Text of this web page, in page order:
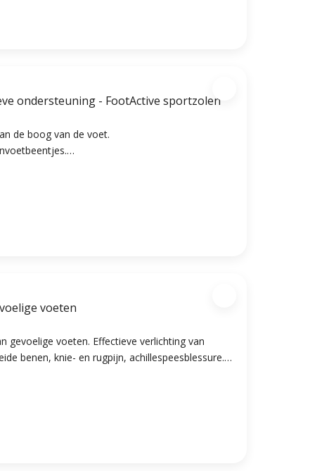
ondersteuning - FootActive sportzolen
de boog van de voet.
en
voeten
gevoelige voeten. Effectieve verlichting van
benen, knie- en rugpijn, achillespeesblessure.
voet